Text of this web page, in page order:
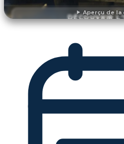
Aperçu de
DÉCOUVRIR